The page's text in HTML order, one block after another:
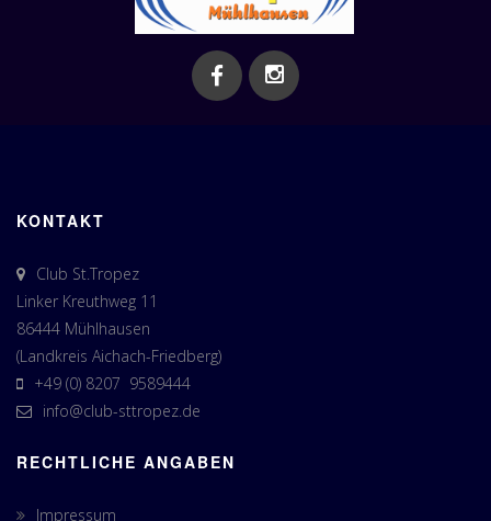
KONTAKT
Club St.Tropez
Linker Kreuthweg 11
86444 Mühlhausen
(Landkreis Aichach-Friedberg)
+49 (0) 8207 9589444
info@club-sttropez.de
RECHTLICHE ANGABEN
Impressum